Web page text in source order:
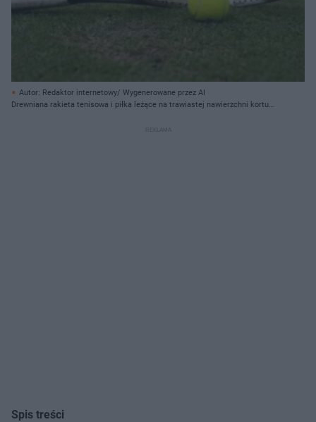
Autor: Redaktor internetowy/ Wygenerowane przez AI
Drewniana rakieta tenisowa i piłka leżące na trawiastej nawierzchni kortu
Spis treści